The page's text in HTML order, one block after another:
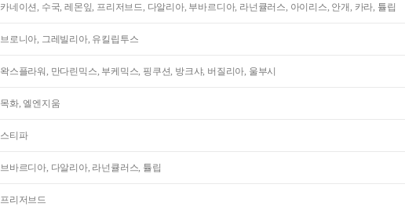
카네이션, 수국, 레몬잎, 프리저브드, 다알리아, 부바르디아, 라넌큘러스, 아이리스, 안개, 카라, 튤립
브로니아, 그레빌리아, 유킬립투스
왁스플라워, 만다린믹스, 부케믹스, 핑쿠션, 방크샤, 버질리아, 울부시
목화, 엘엔지움
스티파
브바르디아, 다알리아, 라넌큘러스, 튤립
프리저브드